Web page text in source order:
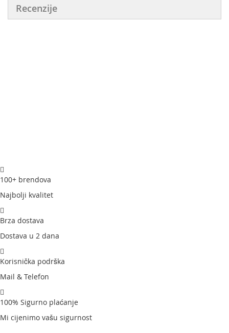
Recenzije
100+ brendova
Najbolji kvalitet
Brza dostava
Dostava u 2 dana
Korisnička podrška
Mail & Telefon
100% Sigurno plaćanje
Mi cijenimo vašu sigurnost